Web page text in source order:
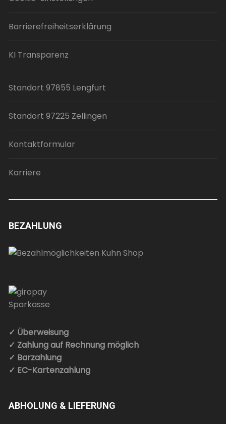
Barrierefreiheitserklärung
KI Transparenz
Standort 97855 Lengfurt
Standort 97225 Zellingen
Kontaktformular
Karriere
BEZAHLUNG
✓ Überweisung
✓ Zahlung auf Rechnung möglich
✓ Barzahlung
✓ EC-Kartenzahlung
ABHOLUNG & LIEFERUNG